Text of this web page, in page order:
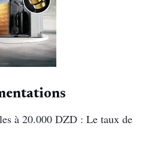
à 20.000 DZD : Le taux de